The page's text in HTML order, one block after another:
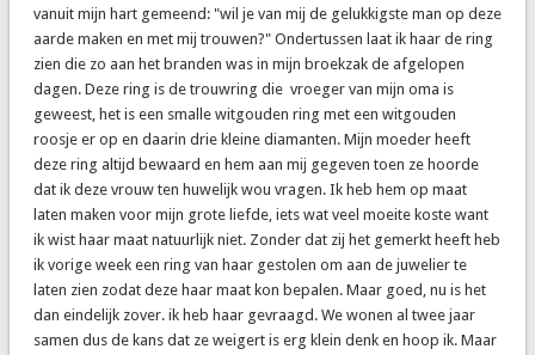
vanuit mijn hart gemeend: "wil je van mij de gelukkigste man op deze
aarde maken en met mij trouwen?" Ondertussen laat ik haar de ring
zien die zo aan het branden was in mijn broekzak de afgelopen
dagen. Deze ring is de trouwring die vroeger van mijn oma is
geweest, het is een smalle witgouden ring met een witgouden
roosje er op en daarin drie kleine diamanten. Mijn moeder heeft
deze ring altijd bewaard en hem aan mij gegeven toen ze hoorde
dat ik deze vrouw ten huwelijk wou vragen. Ik heb hem op maat
laten maken voor mijn grote liefde, iets wat veel moeite koste want
ik wist haar maat natuurlijk niet. Zonder dat zij het gemerkt heeft heb
ik vorige week een ring van haar gestolen om aan de juwelier te
laten zien zodat deze haar maat kon bepalen. Maar goed, nu is het
dan eindelijk zover. ik heb haar gevraagd. We wonen al twee jaar
samen dus de kans dat ze weigert is erg klein denk en hoop ik. Maar